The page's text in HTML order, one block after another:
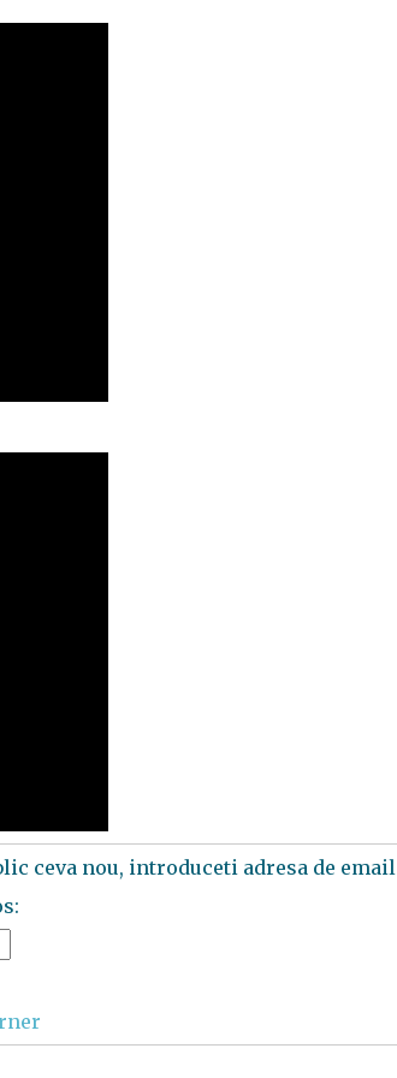
ceva nou, introduceti adresa de email